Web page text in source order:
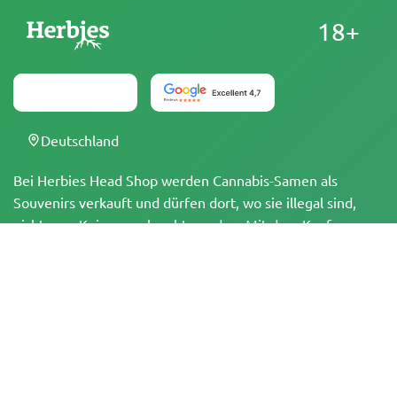
Bei Herbies Head Shop werden Cannabis-Samen als
Souvenirs verkauft und dürfen dort, wo sie illegal sind,
nicht zum Keimen gebracht werden. Mit dem Kauf
18+
Deutschland